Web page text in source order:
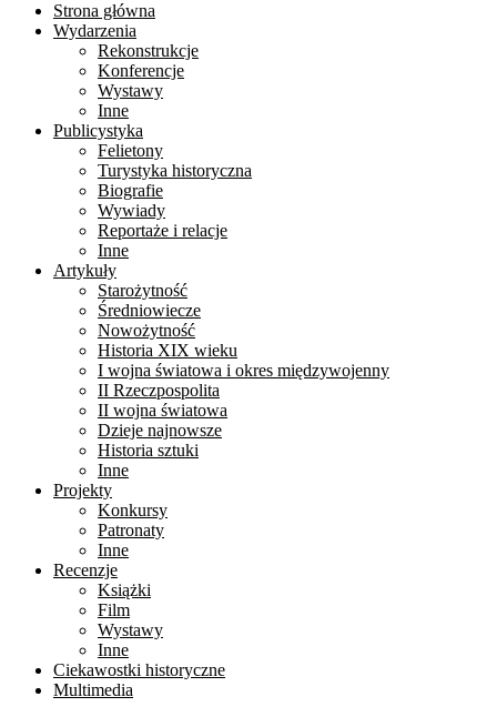
Strona główna
Wydarzenia
Rekonstrukcje
Konferencje
Wystawy
Inne
Publicystyka
Felietony
Turystyka historyczna
Biografie
Wywiady
Reportaże i relacje
Inne
Artykuły
Starożytność
Średniowiecze
Nowożytność
Historia XIX wieku
I wojna światowa i okres międzywojenny
II Rzeczpospolita
II wojna światowa
Dzieje najnowsze
Historia sztuki
Inne
Projekty
Konkursy
Patronaty
Inne
Recenzje
Książki
Film
Wystawy
Inne
Ciekawostki historyczne
Multimedia